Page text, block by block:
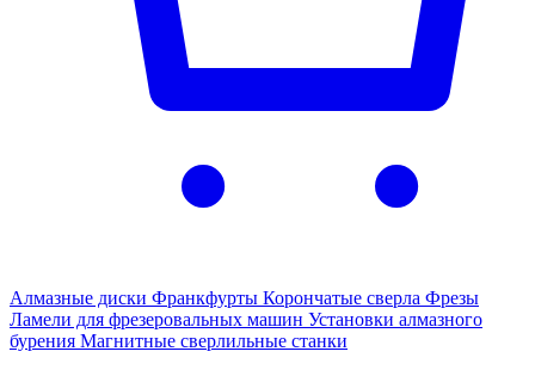
Алмазные диски Франкфурты Корончатые сверла Фрезы
Ламели для фрезеровальных машин Установки алмазного
бурения Магнитные сверлильные станки